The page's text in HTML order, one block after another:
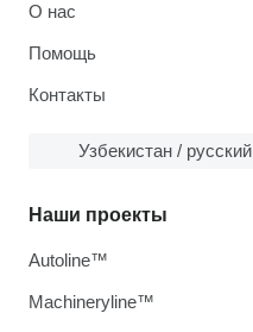
О нас
Помощь
Контакты
Узбекистан / русский
Наши проекты
Autoline™
Machineryline™